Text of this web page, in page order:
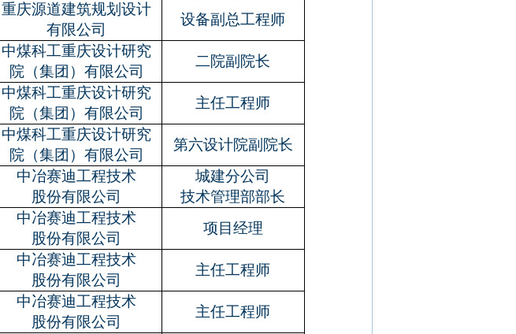
重庆源道建筑规划设计
有限公司
设备副总工程师
中煤科工重庆设计研究
院（集团）有限公司
二院副院长
中煤科工重庆设计研究
院（集团）有限公司
主任工程师
中煤科工重庆设计研究
院（集团）有限公司
第六设计院副院长
中冶赛迪工程技术
股份有限公司
城建分公司
技术管理部部长
中冶赛迪工程技术
股份有限公司
项目经理
中冶赛迪工程技术
股份有限公司
主任工程师
中冶赛迪工程技术
股份有限公司
主任工程师